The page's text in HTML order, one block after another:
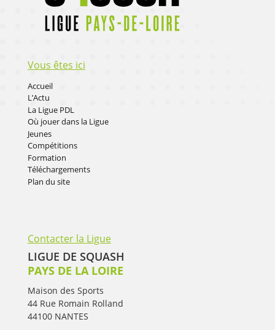
Vous êtes ici
Accueil
L’Actu
La Ligue PDL
Où jouer dans la Ligue
Jeunes
Compétitions
Formation
Téléchargements
Plan du site
Contacter la Ligue
LIGUE DE SQUASH
PAYS DE LA LOIRE
Maison des Sports
44 Rue Romain Rolland
44100 NANTES